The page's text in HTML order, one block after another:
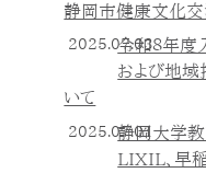
静岡市健康文化交
2025.07.03令和８年度
および地域
いて
2025.07.01静岡大学教
LIXIL、早